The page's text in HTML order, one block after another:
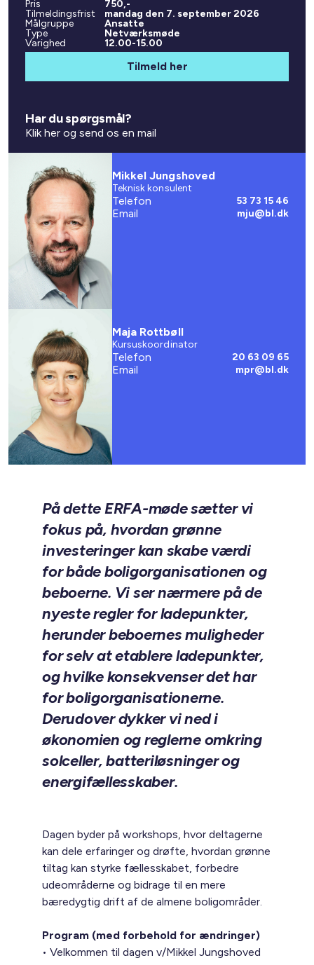
På dette ERFA-møde sætter vi
fokus på, hvordan grønne
investeringer kan skabe værdi
for både boligorganisationen og
beboerne. Vi ser nærmere på de
nyeste regler for ladepunkter,
herunder beboernes muligheder
for selv at etablere ladepunkter,
og hvilke konsekvenser det har
for boligorganisationerne.
Derudover dykker vi ned i
økonomien og reglerne omkring
solceller, batteriløsninger og
energifællesskaber.
Dagen byder på workshops, hvor deltagerne
kan dele erfaringer og drøfte, hvordan grønne
tiltag kan styrke fællesskabet, forbedre
udeområderne og bidrage til en mere
bæredygtig drift af de almene boligområder.
Program (med forbehold for ændringer)
• Velkommen til dagen v/Mikkel Jungshoved
Pris
750,-
Tilmeldingsfrist
mandag den 7. september 2026
Målgruppe
Ansatte
Type
Netværksmøde
Varighed
12.00-15.00
Tilmeld her
Har du spørgsmål?
Klik her og send os en mail
Mikkel Jungshoved
Teknisk konsulent
Telefon 53 73 15 46
Email mju@bl.dk
Maja Rottbøll
Kursuskoordinator
Telefon 20 63 09 65
Email mpr@bl.dk